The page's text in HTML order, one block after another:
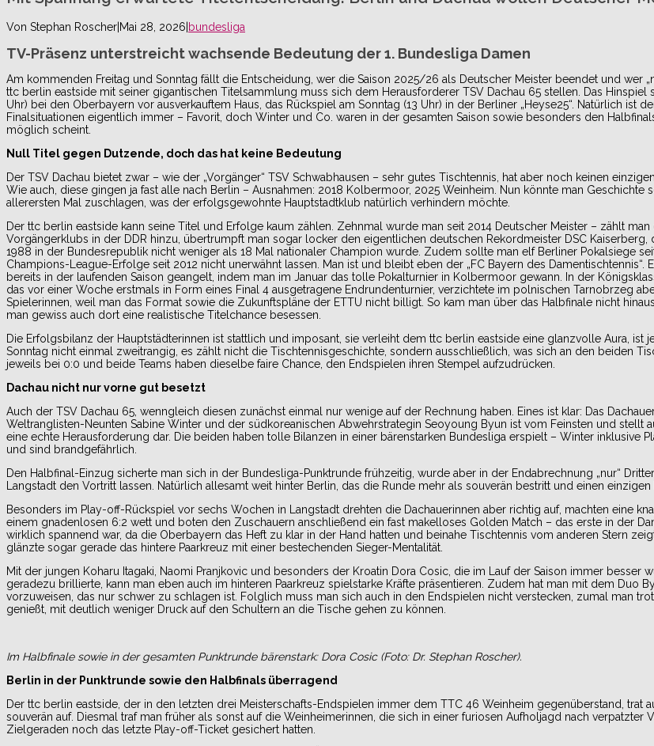
Von Stephan Roscher|Mai 28, 2026|bundesliga
TV-Präsenz unterstreicht wachsende Bedeutung der 1. Bundesliga Damen
Am kommenden Freitag und Sonntag fällt die Entscheidung, wer die Saison 2025/26 als Deutscher Meister beendet und wer
ttc berlin eastside mit seiner gigantischen Titelsammlung muss sich dem Herausforderer TSV Dachau 65 stellen. Das Hinspiel
Uhr) bei den Oberbayern vor ausverkauftem Haus, das Rückspiel am Sonntag (13 Uhr) in der Berliner „Heyse25“. Natürlich ist
Finalsituationen eigentlich immer – Favorit, doch Winter und Co. waren in der gesamten Saison sowie besonders den
möglich scheint.
Null Titel gegen Dutzende, doch das hat keine Bedeutung
Der TSV Dachau bietet zwar – wie der „Vorgänger“ TSV Schwabhausen – sehr gutes Tischtennis, hat aber noch keinen
Wie auch, diese gingen ja fast alle nach Berlin – Ausnahmen: 2018 Kolbermoor, 2025 Weinheim. Nun könnte man Geschichte
allerersten Mal zuschlagen, was der erfolgsgewohnte Hauptstadtklub natürlich verhindern möchte.
Der ttc berlin eastside kann seine Titel und Erfolge kaum zählen. Zehnmal wurde man seit 2014 Deutscher Meister – zählt
Vorgängerklubs in der DDR hinzu, übertrumpft man sogar locker den eigentlichen deutschen Rekordmeister DSC Kaiserberg,
1988 in der Bundesrepublik nicht weniger als 18 Mal nationaler Champion wurde. Zudem sollte man elf Berliner Pokalsiege
Champions-League-Erfolge seit 2012 nicht unerwähnt lassen. Man ist und bleibt eben der „FC Bayern des Damentischtennis“.
bereits in der laufenden Saison geangelt, indem man im Januar das tolle Pokalturnier in Kolbermoor gewann. In der
das vor einer Woche erstmals in Form eines Final 4 ausgetragene Endrundenturnier, verzichtete im polnischen Tarnobrzeg
Spielerinnen, weil man das Format sowie die Zukunftspläne der ETTU nicht billigt. So kam man über das Halbfinale nicht
man gewiss auch dort eine realistische Titelchance besessen.
Die Erfolgsbilanz der Hauptstädterinnen ist stattlich und imposant, sie verleiht dem ttc berlin eastside eine glanzvolle Aura, ist
Sonntag nicht einmal zweitrangig, es zählt nicht die Tischtennisgeschichte, sondern ausschließlich, was sich an den beiden
jeweils bei 0:0 und beide Teams haben dieselbe faire Chance, den Endspielen ihren Stempel aufzudrücken.
Dachau nicht nur vorne gut besetzt
Auch der TSV Dachau 65, wenngleich diesen zunächst einmal nur wenige auf der Rechnung haben. Eines ist klar: Das
Weltranglisten-Neunten Sabine Winter und der südkoreanischen Abwehrstrategin Seoyoung Byun ist vom Feinsten und stellt
eine echte Herausforderung dar. Die beiden haben tolle Bilanzen in einer bärenstarken Bundesliga erspielt – Winter inklusive
und sind brandgefährlich.
Den Halbfinal-Einzug sicherte man sich in der Bundesliga-Punktrunde frühzeitig, wurde aber in der Endabrechnung „nur“
Langstadt den Vortritt lassen. Natürlich allesamt weit hinter Berlin, das die Runde mehr als souverän bestritt und einen einzigen
Besonders im Play-off-Rückspiel vor sechs Wochen in Langstadt drehten die Dachauerinnen aber richtig auf, machten eine
einem gnadenlosen 6:2 wett und boten den Zuschauern anschließend ein fast makelloses Golden Match – das erste in der
wirklich spannend war, da die Oberbayern das Heft zu klar in der Hand hatten und beinahe Tischtennis vom anderen Stern
glänzte sogar gerade das hintere Paarkreuz mit einer bestechenden Sieger-Mentalität.
Mit der jungen Koharu Itagaki, Naomi Pranjkovic und besonders der Kroatin Dora Cosic, die im Lauf der Saison immer besser
geradezu brillierte, kann man eben auch im hinteren Paarkreuz spielstarke Kräfte präsentieren. Zudem hat man mit dem Duo
vorzuweisen, das nur schwer zu schlagen ist. Folglich muss man sich auch in den Endspielen nicht verstecken, zumal man
genießt, mit deutlich weniger Druck auf den Schultern an die Tische gehen zu können.
Im Halbfinale sowie in der gesamten Punktrunde bärenstark: Dora Cosic (Foto: Dr. Stephan Roscher).
Berlin in der Punktrunde sowie den Halbfinals überragend
Der ttc berlin eastside, der in den letzten drei Meisterschafts-Endspielen immer dem TTC 46 Weinheim gegenüberstand, trat
souverän auf. Diesmal traf man früher als sonst auf die Weinheimerinnen, die sich in einer furiosen Aufholjagd nach verpatzter
Zielgeraden noch das letzte Play-off-Ticket gesichert hatten.